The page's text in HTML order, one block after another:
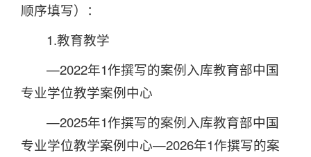
顺序填写）：
1.教育教学
—2022年1作撰写的案例入库教育部中国
专业学位教学案例中心
—2025年1作撰写的案例入库教育部中国
专业学位教学案例中心—2026年1作撰写的案